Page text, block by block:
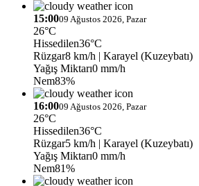
15:0009 Ağustos 2026, Pazar
26°C
Hissedilen36°C
Rüzgar8 km/h | Karayel (Kuzeybatı)
Yağış Miktarı0 mm/h
Nem83%
16:0009 Ağustos 2026, Pazar
26°C
Hissedilen36°C
Rüzgar5 km/h | Karayel (Kuzeybatı)
Yağış Miktarı0 mm/h
Nem81%